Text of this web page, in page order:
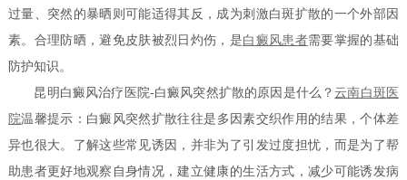
过量、突然的暴晒则可能适得其反，成为刺激白斑扩散的一个外部因
素。合理防晒，避免皮肤被烈日灼伤，是白癜风患者需要掌握的基础
防护知识。
昆明白癜风治疗医院-白癜风突然扩散的原因是什么？云南白斑医
院温馨提示：白癜风突然扩散往往是多因素交织作用的结果，个体差
异也很大。了解这些常见诱因，并非为了引发过度担忧，而是为了帮
助患者更好地观察自身情况，建立健康的生活方式，减少可能诱发病